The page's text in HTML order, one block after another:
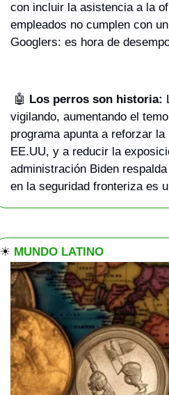
con incluir la asistencia a la
empleados no cumplen con
Googlers: es hora de
🤖 Los perros son historia:
vigilando, aumentando el
programa apunta a reforzar
EE.UU, y a reducir la
administración Biden
en la seguridad fronteriza es
☀ MUNDO LATINO